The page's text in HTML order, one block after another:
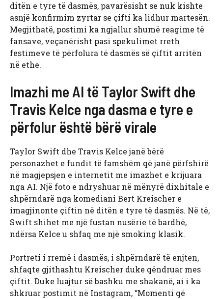
ditën e tyre të dasmës, pavarësisht se nuk kishte
asnjë konfirmim zyrtar se çifti ka lidhur martesën.
Megjithatë, postimi ka ngjallur shumë reagime të
fansave, veçanërisht pasi spekulimet rreth
festimeve të përfolura të dasmës së çiftit arritën
në ethe.
Imazhi me AI të Taylor Swift dhe
Travis Kelce nga dasma e tyre e
përfolur është bërë virale
Taylor Swift dhe Travis Kelce janë bërë
personazhet e fundit të famshëm që janë përfshirë
në magjepsjen e internetit me imazhet e krijuara
nga AI. Një foto e ndryshuar në mënyrë dixhitale e
shpërndarë nga komediani Bert Kreischer e
imagjinonte çiftin në ditën e tyre të dasmës. Në të,
Swift shihet me një fustan nusërie të bardhë,
ndërsa Kelce u shfaq me një smoking klasik.
Portreti i rremë i dasmës, i shpërndarë të enjten,
shfaqte gjithashtu Kreischer duke qëndruar mes
çiftit. Duke luajtur së bashku me shakanë, ai i ka
shkruar postimit në Instagram, “Momenti që